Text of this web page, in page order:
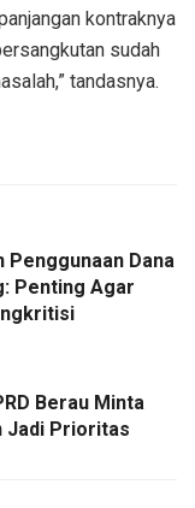
kontraknya
sudah
tandasnya.
Penggunaan Dana
Penting Agar
Berau Minta
Jadi Prioritas